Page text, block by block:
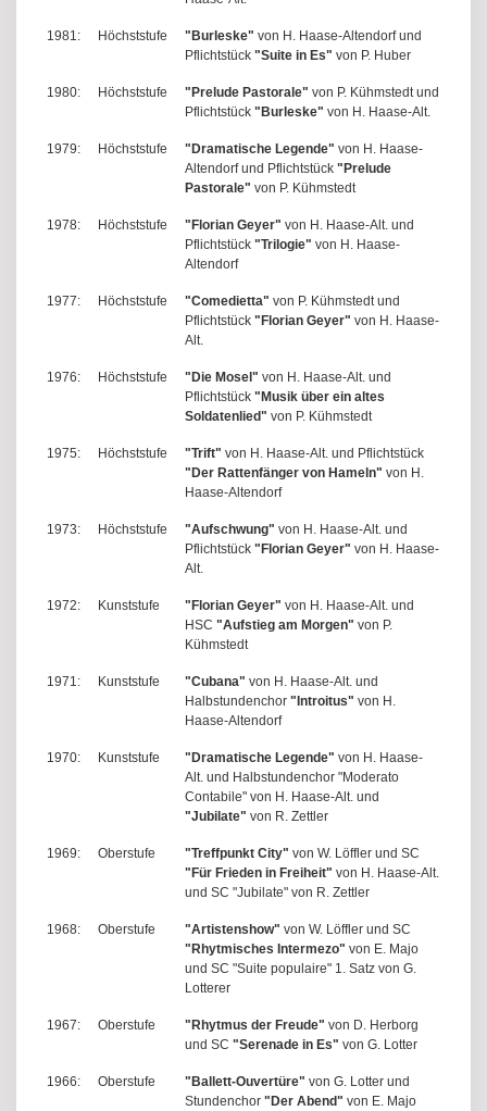
1981: Höchststufe "Burleske" von H. Haase-Altendorf und
Pflichtstück "Suite in Es" von P. Huber
1980: Höchststufe "Prelude Pastorale" von P. Kühmstedt und
Pflichtstück "Burleske" von H. Haase-Alt.
1979: Höchststufe "Dramatische Legende" von H. Haase-
Altendorf und Pflichtstück "Prelude
Pastorale" von P. Kühmstedt
1978: Höchststufe "Florian Geyer" von H. Haase-Alt. und
Pflichtstück "Trilogie" von H. Haase-
Altendorf
1977: Höchststufe "Comedietta" von P. Kühmstedt und
Pflichtstück "Florian Geyer" von H. Haase-
Alt.
1976: Höchststufe "Die Mosel" von H. Haase-Alt. und
Pflichtstück "Musik über ein altes
Soldatenlied" von P. Kühmstedt
1975: Höchststufe "Trift" von H. Haase-Alt. und Pflichtstück
"Der Rattenfänger von Hameln" von H.
Haase-Altendorf
1973: Höchststufe "Aufschwung" von H. Haase-Alt. und
Pflichtstück "Florian Geyer" von H. Haase-
Alt.
1972: Kunststufe "Florian Geyer" von H. Haase-Alt. und
HSC "Aufstieg am Morgen" von P.
Kühmstedt
1971: Kunststufe "Cubana" von H. Haase-Alt. und
Halbstundenchor "Introitus" von H.
Haase-Altendorf
1970: Kunststufe "Dramatische Legende" von H. Haase-
Alt. und Halbstundenchor "Moderato
Contabile" von H. Haase-Alt. und
"Jubilate" von R. Zettler
1969: Oberstufe "Treffpunkt City" von W. Löffler und SC
"Für Frieden in Freiheit" von H. Haase-Alt.
und SC "Jubilate" von R. Zettler
1968: Oberstufe "Artistenshow" von W. Löffler und SC
"Rhytmisches Intermezo" von E. Majo
und SC "Suite populaire" 1. Satz von G.
Lotterer
1967: Oberstufe "Rhytmus der Freude" von D. Herborg
und SC "Serenade in Es" von G. Lotter
1966: Oberstufe "Ballett-Ouvertüre" von G. Lotter und
Stundenchor "Der Abend" von E. Majo